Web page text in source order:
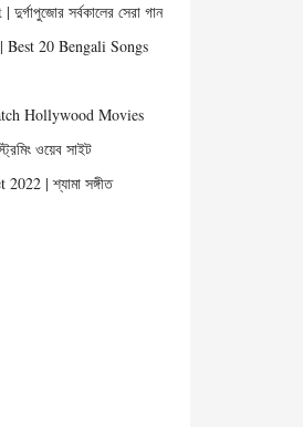
সর্বকালের সেরা গান
| Best 20 Bengali Songs
Hollywood Movies
ওয়েব সাইট
| শ্যামা সঙ্গীত